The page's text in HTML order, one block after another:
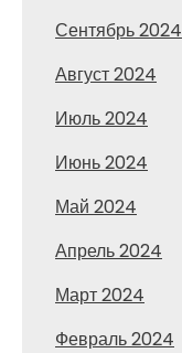
Сентябрь 2024
Август 2024
Июль 2024
Июнь 2024
Май 2024
Апрель 2024
Март 2024
Февраль 2024